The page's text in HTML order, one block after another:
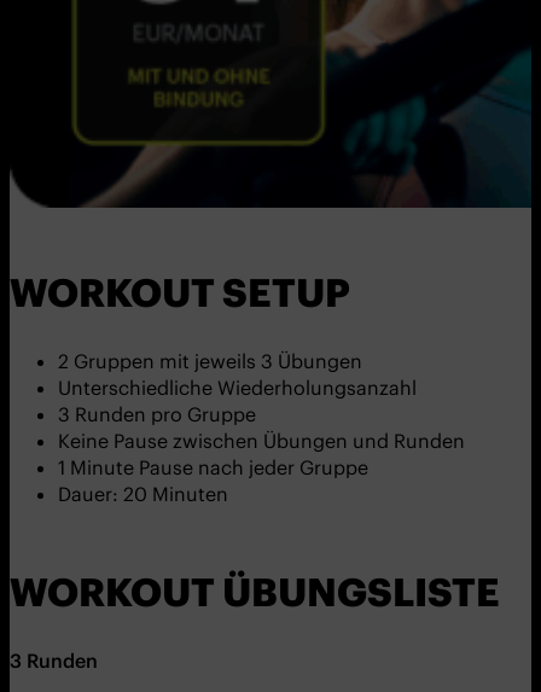
WORKOUT SETUP
2 Gruppen mit jeweils 3 Übungen
Unterschiedliche Wiederholungsanzahl
3 Runden pro Gruppe
Keine Pause zwischen Übungen und Runden
1 Minute Pause nach jeder Gruppe
Dauer: 20 Minuten
WORKOUT ÜBUNGSLISTE
3 Runden